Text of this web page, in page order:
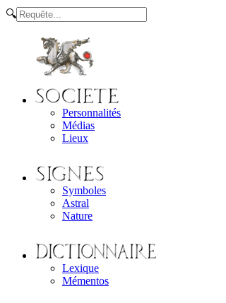
🔍
Personnalités
Médias
Lieux
Symboles
Astral
Nature
Lexique
Mémentos